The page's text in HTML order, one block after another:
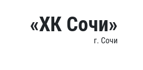
«ХК Сочи»
г. Сочи